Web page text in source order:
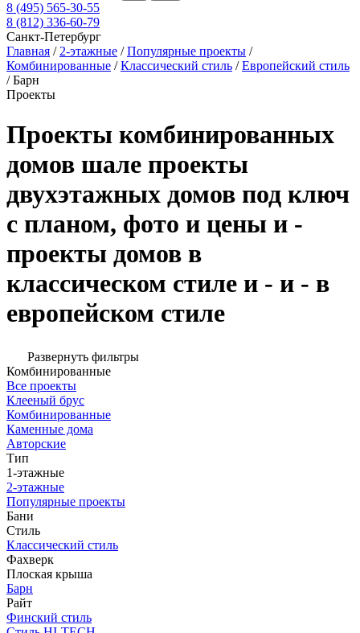
8 (495) 565-30-55
8 (812) 336-60-79
Санкт-Петербург
Главная / 2-этажные /Популярные проекты /
Комбинированные /Классический стиль /Европейский стиль
/Барн
Проекты
Проекты комбинированных
домов шале проекты
двухэтажных домов под ключ
с планом, фото и цены и -
проекты домов в
классическом стиле и - и - в
европейском стиле
Развернуть фильтры
Комбинированные
Все проекты
Клееный брус
Комбинированные
Каменные дома
Авторские
Тип
1-этажные
2-этажные
Популярные проекты
Бани
Стиль
Классический стиль
Фахверк
Плоская крыша
Барн
Райт
Финский стиль